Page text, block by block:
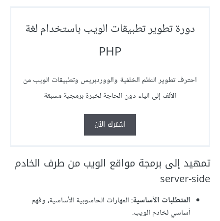
دورة تطوير تطبيقات الويب باستخدام لغة
PHP
احترف تطوير النظم الخلفية والووردبريس وتطبيقات الويب من
الألف إلى الياء دون الحاجة لخبرة برمجية مسبقة
اشترك الآن
تمهيد إلى برمجة مواقع الويب من طرف الخادم
server-side
المتطلبات الأساسية: المهارات الحاسوبية الأساسية، وفهم
أساسي لخادم الويب.